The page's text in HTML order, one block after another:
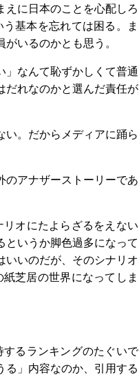
に日本のことを心配しろ
基本を忘れては困る。ま
いるのかとも思う。
なんて恥ずかしくて普通
だれなのかと選んだ責任が
。だからメディアに踊ら
アナザーストーリーであ
オにたよらざるをえない
いうか脚色過多になって
いいのだが、そのシナリオ
芝居の世界になってしま
るランキングのたぐいで
」内容なのか、引用する